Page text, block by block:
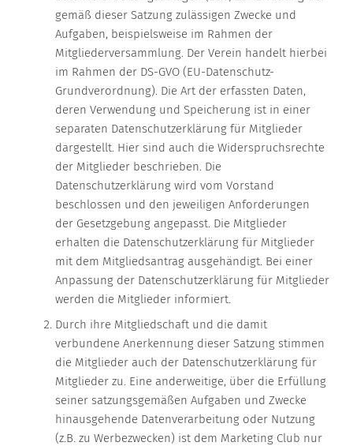
gemäß dieser Satzung zulässigen Zwecke und
Aufgaben, beispielsweise im Rahmen der
Mitgliederversammlung. Der Verein handelt hierbei
im Rahmen der DS-GVO (EU-Datenschutz-
Grundverordnung). Die Art der erfassten Daten,
deren Verwendung und Speicherung ist in einer
separaten Datenschutzerklärung für Mitglieder
dargestellt. Hier sind auch die Widerspruchsrechte
der Mitglieder beschrieben. Die
Datenschutzerklärung wird vom Vorstand
beschlossen und den jeweiligen Anforderungen
der Gesetzgebung angepasst. Die Mitglieder
erhalten die Datenschutzerklärung für Mitglieder
mit dem Mitgliedsantrag ausgehändigt. Bei einer
Anpassung der Datenschutzerklärung für Mitglieder
werden die Mitglieder informiert.
Durch ihre Mitgliedschaft und die damit
verbundene Anerkennung dieser Satzung stimmen
die Mitglieder auch der Datenschutzerklärung für
Mitglieder zu. Eine anderweitige, über die Erfüllung
seiner satzungsgemäßen Aufgaben und Zwecke
hinausgehende Datenverarbeitung oder Nutzung
(z.B. zu Werbezwecken) ist dem Marketing Club nur